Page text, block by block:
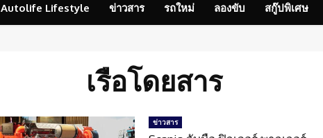
Autolife Lifestyle ข่าวสาร รถใหม่ ลองขับ สกู๊ปพิเศษ
เรือโดยสาร
ข่าวสาร